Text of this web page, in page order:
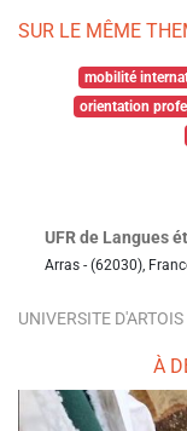
SUR LE MÊME
mobilité
orientation
UFR de Langues
Arras - (62030),
UNIVERSITE D'ARTOIS
À